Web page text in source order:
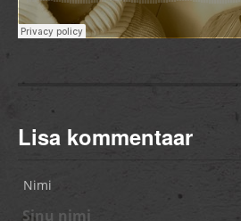
Lisa kommentaar
Nimi